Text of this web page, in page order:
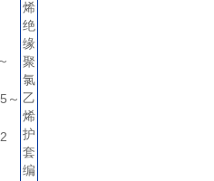
～
～
烯
绝
缘
聚
氯
乙
烯
护
套
编